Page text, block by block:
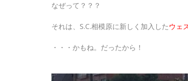
なぜって？？？
それは、S.C.相模原に新しく加入したウェ
・・・かもね。だったから！